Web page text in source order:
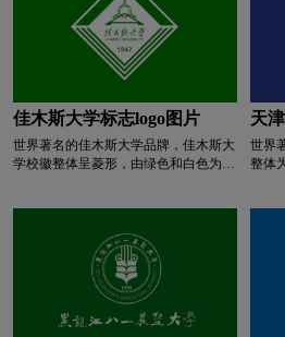
S字母汉字酒店logo设计 S字
深红色logo设计 生物logo设计
涂料logo设计 碳酸饮料logo设
T字母酒店logo设计
卫视logo设计 威士忌logo设计
在知识的海洋里劈波斩浪，沿着科学的
航道，飞速发展，齐大学子学有所成，
展翅高飞。标志整体造型饱满、富于动
感，具有极强的识别性。
的河
蒸蒸
征深
显了
佳木斯大学标志logo图片
世界著名的佳木斯大学品牌，佳木斯大
学校徽整体呈菱形，由绿色和白色为主
天
世界
整体
化的
点，
的启
向世